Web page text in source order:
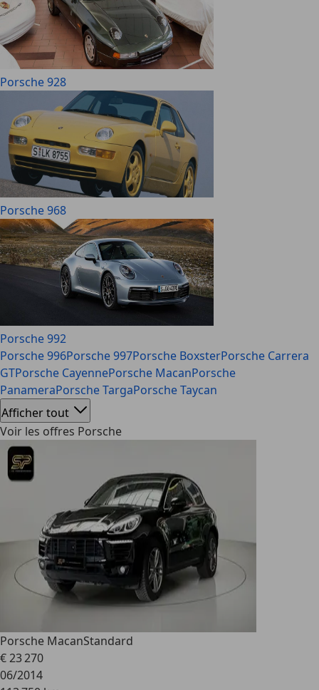
Porsche 928
Porsche 968
Porsche 992
Porsche 996Porsche 997Porsche BoxsterPorsche Carrera
GTPorsche CayennePorsche MacanPorsche
PanameraPorsche TargaPorsche Taycan
Afficher tout
Voir les offres Porsche
Porsche MacanStandard
€ 23 270
06/2014